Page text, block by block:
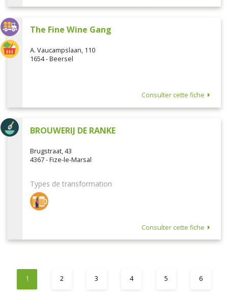
The Fine Wine Gang
A. Vaucampslaan, 110
1654 - Beersel
Consulter cette fiche
BROUWERIJ DE RANKE
Brugstraat, 43
4367 - Fize-le-Marsal
Types de transformation
Consulter cette fiche
1 2 3 4 5 6